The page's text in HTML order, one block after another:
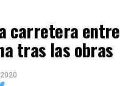
carretera entre
tras las obras